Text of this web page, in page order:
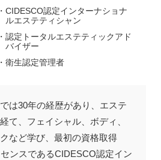
CIDESCO認定インターナショナ
ルエステティシャン
認定トータルエステティックアド
バイザー
衛生認定管理者
は30年の経歴があり、エステ
て、フェイシャル、ボディ、
など学び、最初の資格取得
ンスであるCIDESCO認定イン